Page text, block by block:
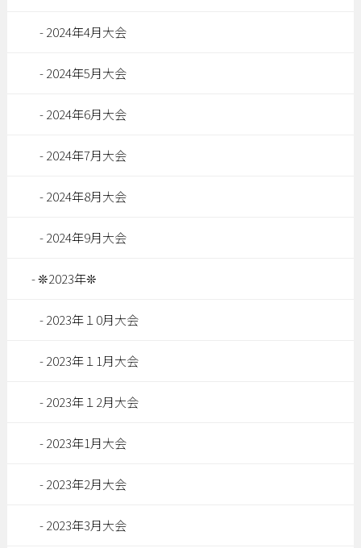
2024年4月大会
2024年5月大会
2024年6月大会
2024年7月大会
2024年8月大会
2024年9月大会
❊2023年❊
2023年１0月大会
2023年１1月大会
2023年１2月大会
2023年1月大会
2023年2月大会
2023年3月大会